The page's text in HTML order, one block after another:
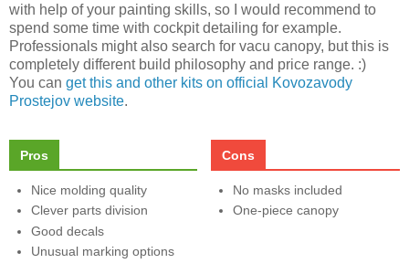
with help of your painting skills, so I would recommend to
spend some time with cockpit detailing for example.
Professionals might also search for vacu canopy, but this is
completely different build philosophy and price range. :)
You can get this and other kits on official Kovozavody
Prostejov website.
Pros
Nice molding quality
Clever parts division
Good decals
Unusual marking options
Cons
No masks included
One-piece canopy